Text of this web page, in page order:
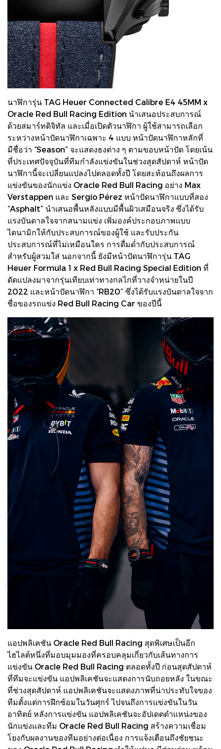
นาฬิการุ่น TAG Heuer Connected Calibre E4 45MM x
Oracle Red Bull Racing Edition นำเสนอประสบการณ์
ด้วยสมาร์ทดิจิทัล และเมื่อเปิดตัวนาฬิกา ผู้ใช้สามารถเลือก
ระหว่างหน้าปัดนาฬิกาเฉพาะ 4 แบบ หน้าปัดนาฬิกาหลักที่
มีชื่อว่า “Season” จะแสดงธงต่าง ๆ ตามขอบหน้าปัด โดยเน้น
ที่ประเทศปัจจุบันที่ทีมกำลังแข่งขันในช่วงสุดสัปดาห์ หน้าปัด
นาฬิกานี้จะเปลี่ยนแปลงไปตลอดทั้งปี โดยสะท้อนถึงผลการ
แข่งขันของนักแข่ง Oracle Red Bull Racing อย่าง Max
Verstappen และ Sergio Pérez หน้าปัดนาฬิกาแบบที่สอง
“Asphalt” นำเสนอพื้นหลังแบบมีพื้นผิวเสมือนจริง ซึ่งได้รับ
แรงบันดาลใจจากสนามแข่ง เพิ่มองค์ประกอบภาพแบบ
ไดนามิกให้กับประสบการณ์ของผู้ใช้ และรับประกัน
ประสบการณ์ที่ไม่เหมือนใคร การดื่มด่ำกับประสบการณ์
สำหรับผู้สวมใส่ นอกจากนี้ ยังมีหน้าปัดนาฬิการุ่น TAG
Heuer Formula 1 x Red Bull Racing Special Edition ที่
ดัดแปลงมาจากรุ่นเทียบเท่าทางกลไกที่วางจำหน่ายในปี
2022 และหน้าปัดนาฬิกา “RB20” ซึ่งได้รับแรงบันดาลใจจาก
ชื่อของรถแข่ง Red Bull Racing Car ของปีนี้
แอปพลิเคชัน Oracle Red Bull Racing สุดพิเศษเป็นอีก
ไฮไลต์หนึ่งที่มอบมุมมองที่ครอบคลุมเกี่ยวกับเส้นทางการ
แข่งขัน Oracle Red Bull Racing ตลอดทั้งปี ก่อนสุดสัปดาห์
ที่ทีมจะแข่งขัน แอปพลิเคชันจะแสดงการนับถอยหลัง ในขณะ
ที่ช่วงสุดสัปดาห์ แอปพลิเคชันจะแสดงภาพที่น่าประทับใจของ
ทีมตั้งแต่การฝึกซ้อมในวันศุกร์ ไปจนถึงการแข่งขันในวัน
อาทิตย์ หลังการแข่งขัน แอปพลิเคชันจะอัปเดตตำแหน่งของ
นักแข่งและทีม Oracle Red Bull Racing สร้างความเชื่อม
โยงกับผลงานของทีมอย่างต่อเนื่อง การแจ้งเตือนถึงชัยชนะ